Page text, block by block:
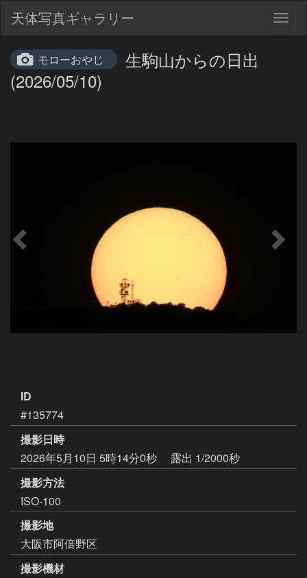
天体写真ギャラリー
モローおやじ
生駒山からの日出
(2026/05/10)
ID
#135774
撮影日時
2026年5月10日 5時14分0秒
露出 1/2000秒
撮影方法
ISO-100
撮影地
大阪市阿倍野区
撮影機材